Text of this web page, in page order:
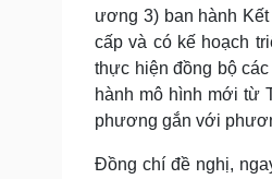
ương 3) ban hành
cấp và có kế hoạch
thực hiện đồng bộ
hành mô hình mới từ
phương gắn với
Đồng chí đề nghị,